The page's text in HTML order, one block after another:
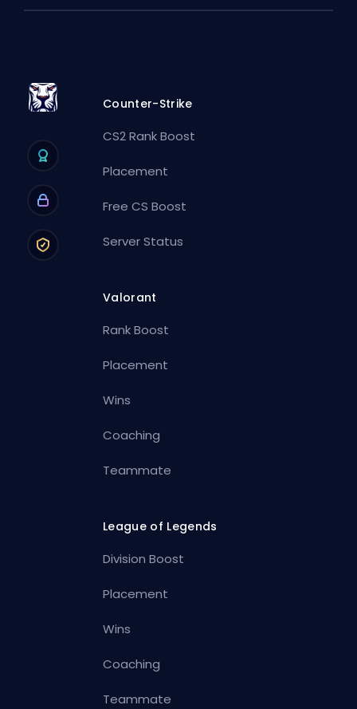
Counter-Strike
CS2 Rank Boost
Placement
Free CS Boost
Server Status
Valorant
Rank Boost
Placement
Wins
Coaching
Teammate
League of Legends
Division Boost
Placement
Wins
Coaching
Teammate